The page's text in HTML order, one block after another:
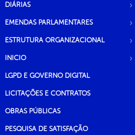
DIÁRIAS
EMENDAS PARLAMENTARES
ESTRUTURA ORGANIZACIONAL
INICIO
LGPD E GOVERNO DIGITAL
LICITAÇÕES E CONTRATOS
OBRAS PÚBLICAS
PESQUISA DE SATISFAÇÃO